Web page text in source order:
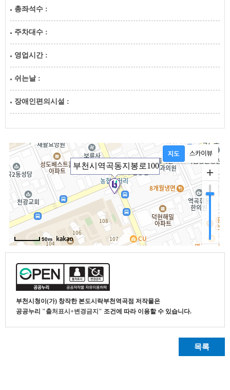
총좌석수 :
주차대수 :
영업시간 :
쉬는날 :
장애인편의시설 :
부천시청이(가) 창작한 본도시락부천역곡점 저작물은
공공누리 "출처표시+변경금지" 조건에 따라 이용할 수 있습니다.
목록